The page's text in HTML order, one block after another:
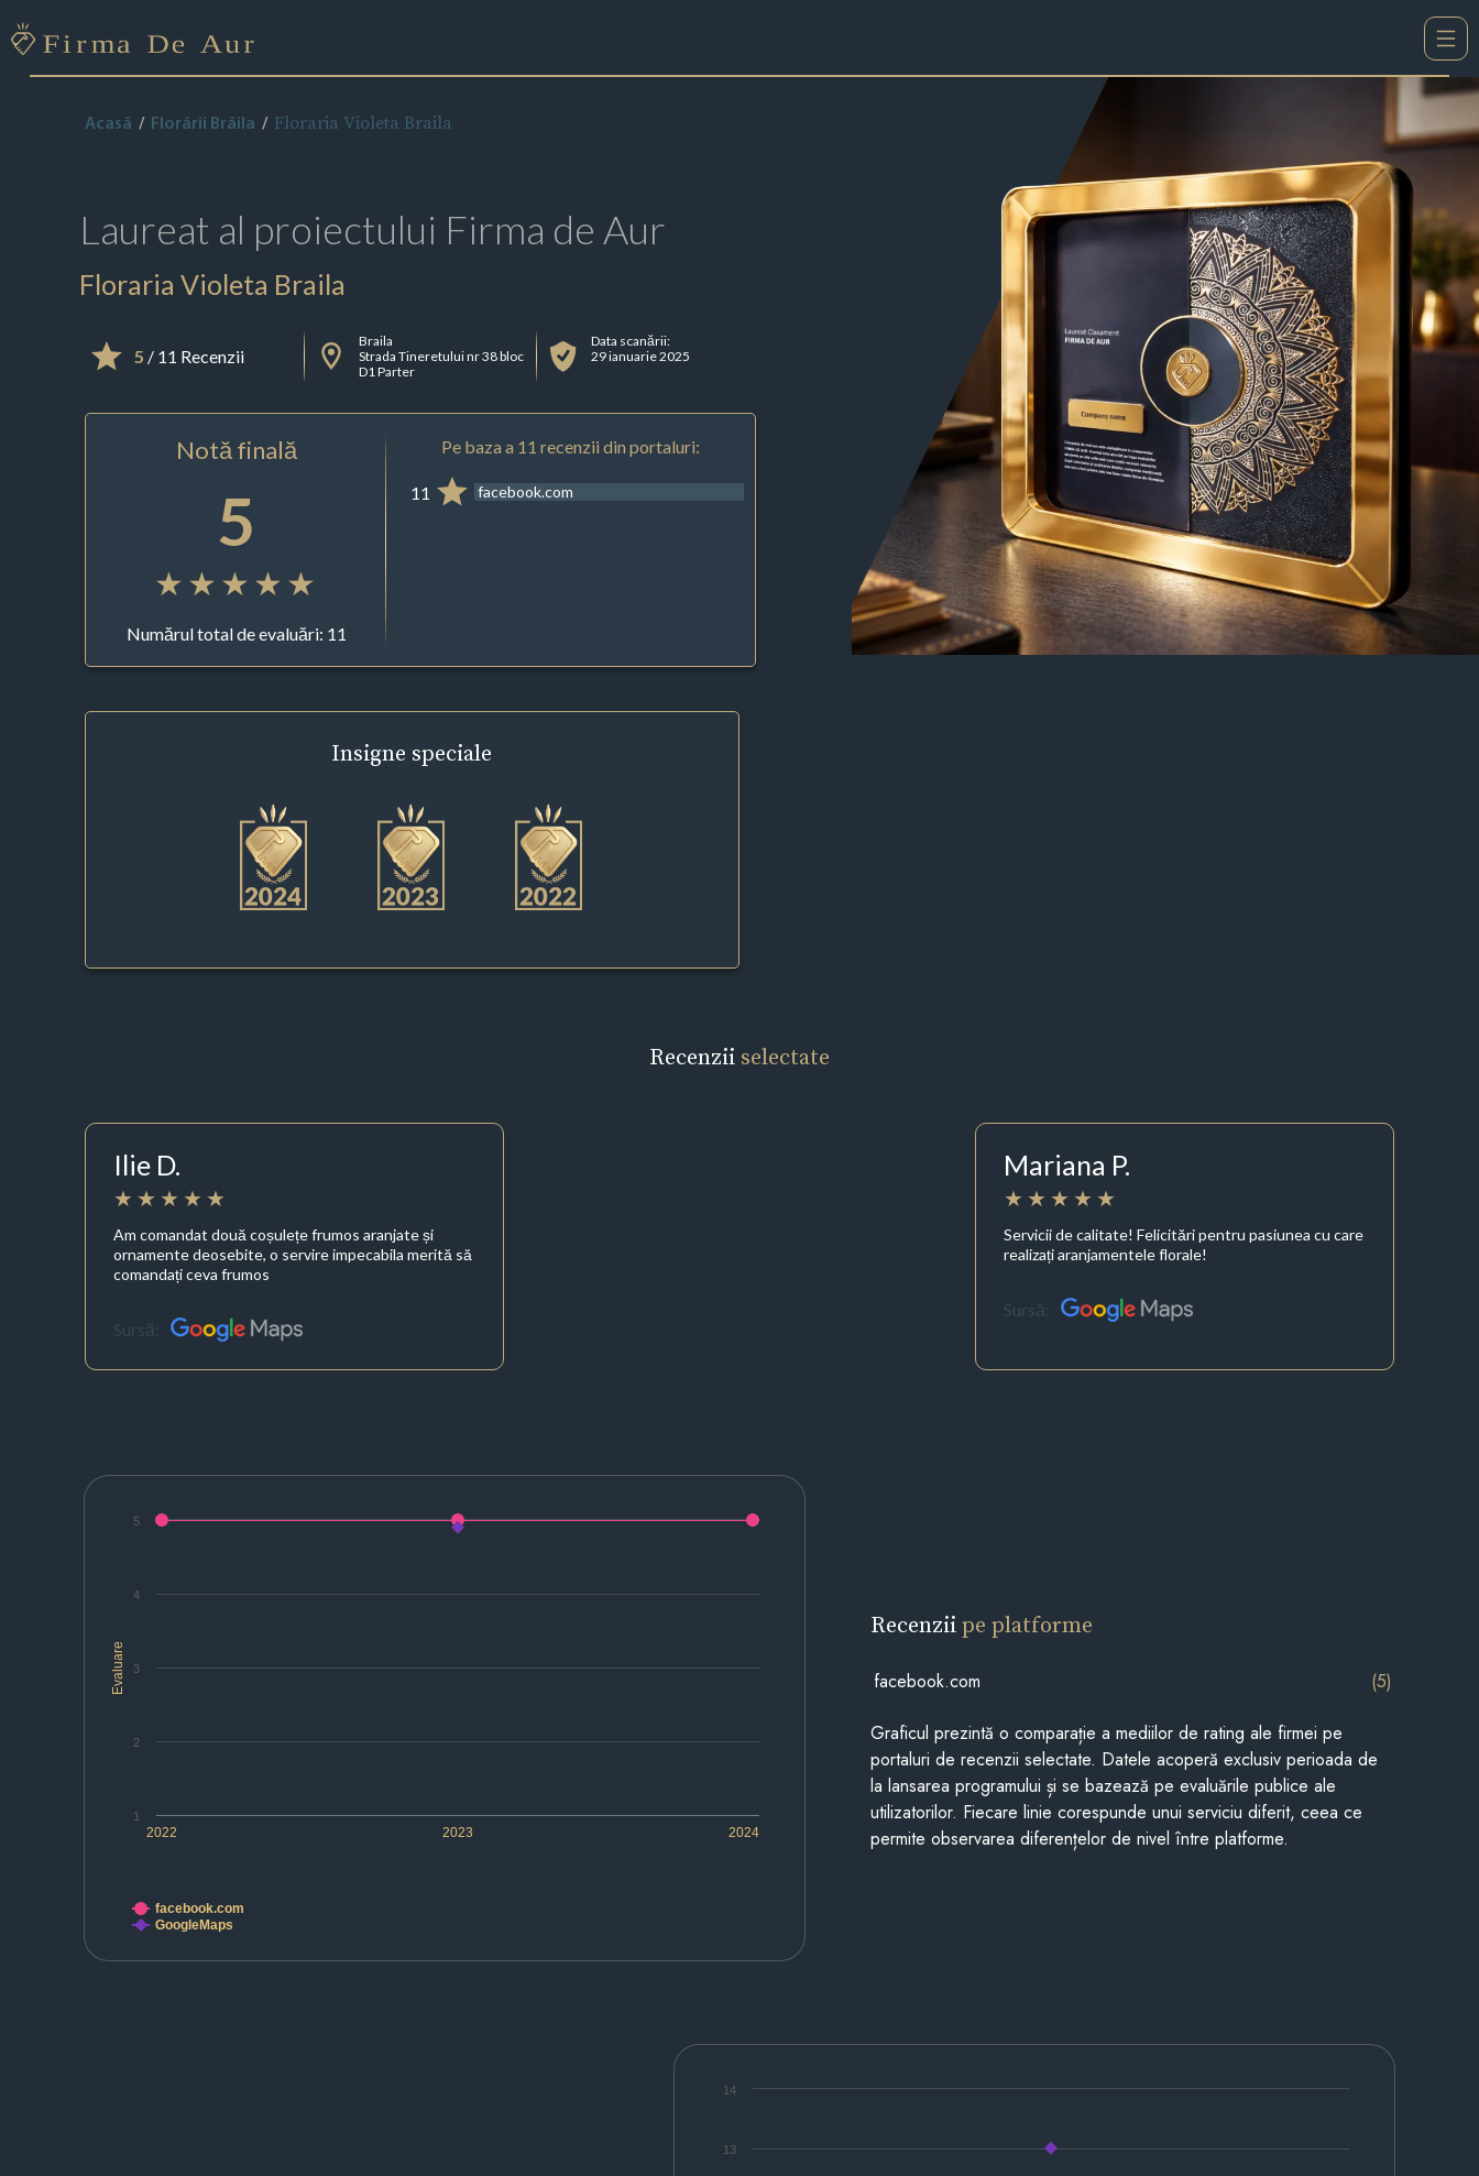
Acasă Florării Brăila Floraria Violeta Braila
Laureat al proiectului Firma de Aur
Floraria Violeta Braila
5 / 11 Recenzii
Braila
Strada Tineretului nr 38 bloc
D1 Parter
Data scanării:
29 ianuarie 2025
Notă finală
5
Numărul total de evaluări: 11
Pe baza a 11 recenzii din portaluri:
11 facebook.com
Insigne speciale
Recenzii selectate
Ilie D.
Am comandat două coșulețe frumos aranjate și
ornamente deosebite, o servire impecabila merită să
comandați ceva frumos
Sursă:
Mariana P.
Servicii de calitate! Felicitări pentru pasiunea cu care
realizați aranjamentele florale!
Sursă:
Evaluare
2022 2023 2024
1
2
3
4
5
facebook.com
GoogleMaps
Recenziipe platforme
facebook.com (5)
Graficul prezintă o comparație a mediilor de rating ale firmei pe
portaluri de recenzii selectate. Datele acoperă exclusiv perioada de
la lansarea programului și se bazează pe evaluările publice ale
utilizatorilor. Fiecare linie corespunde unui serviciu diferit, ceea ce
permite observarea diferențelor de nivel între platforme.
13
14